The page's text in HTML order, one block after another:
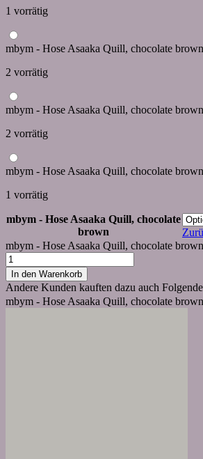
1 vorrätig
mbym - Hose Asaaka Quill, chocolate
2 vorrätig
mbym - Hose Asaaka Quill, chocolate
2 vorrätig
mbym - Hose Asaaka Quill, chocolate
1 vorrätig
mbym - Hose Asaaka Quill, chocolate
brown
mbym - Hose Asaaka Quill, chocolate
In den Warenkorb
Andere Kunden kauften dazu auch
mbym - Hose Asaaka Quill, chocolate brown